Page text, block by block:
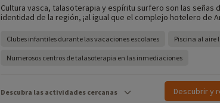
Cultura vasca, talasoterapia y espíritu surfero son las señas
identidad de la región, ¡al igual que el complejo hotelero de
Clubes infantiles durante las vacaciones escolares Piscina al aire
Numerosos centros de talasoterapia en las inmediaciones
Descubra las actividades cercanas Descubrir y